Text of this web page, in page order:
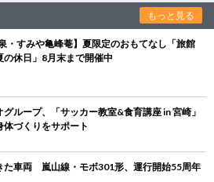
もっと見る
・すみや亀峰菴】夏限定のおもてなし「旅館
の休日」8月末まで開催中
ループ、「サッカー教室&食育講座 in 宮崎」
づくりをサポート
た車両 嵐山線・モボ301形、運行開始55周年